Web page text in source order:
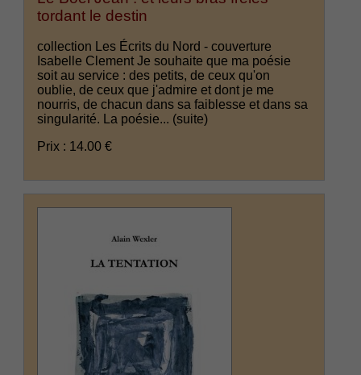
tordant le destin
collection Les Écrits du Nord - couverture
Isabelle Clement Je souhaite que ma poésie
soit au service : des petits, de ceux qu'on
oublie, de ceux que j'admire et dont je me
nourris, de chacun dans sa faiblesse et dans sa
singularité. La poésie... (suite)
Prix : 14.00 €